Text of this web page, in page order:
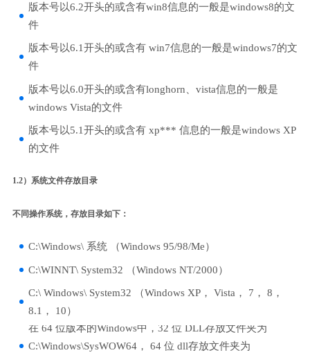
版本号以6.2开头的或含有win8信息的一般是windows8的文
件
版本号以6.1开头的或含有 win7信息的一般是windows7的文
件
版本号以6.0开头的或含有longhorn、vista信息的一般是
windows Vista的文件
版本号以5.1开头的或含有 xp*** 信息的一般是windows XP
的文件
1.2）系统文件存放目录
不同操作系统，存放目录如下：
C:\Windows\ 系统 （Windows 95/98/Me）
C:\WINNT\ System32 （Windows NT/2000）
C:\ Windows\ System32 （Windows XP， Vista， 7， 8，
8.1， 10）
在 64 位版本的Windows中，32 位 DLL存放文件夹为
C:\Windows\SysWOW64， 64 位 dll存放文件夹为